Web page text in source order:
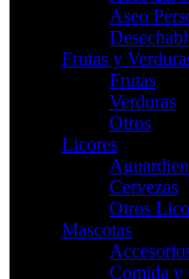
Aseo
Frutas y
Frutas
Verduras
Otros
Licores
Cervezas
Otros
Mascotas
Comida y